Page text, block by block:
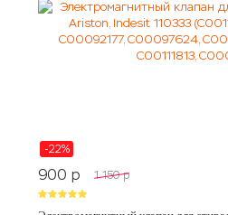
-22%
900 p 1 150 p